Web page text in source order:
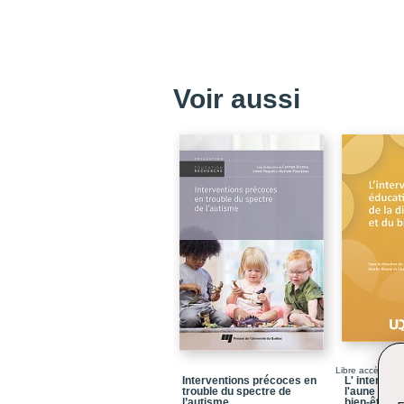
Voir aussi
Interventions précoces en
trouble du spectre de
Libre accès
L'
l'aune de